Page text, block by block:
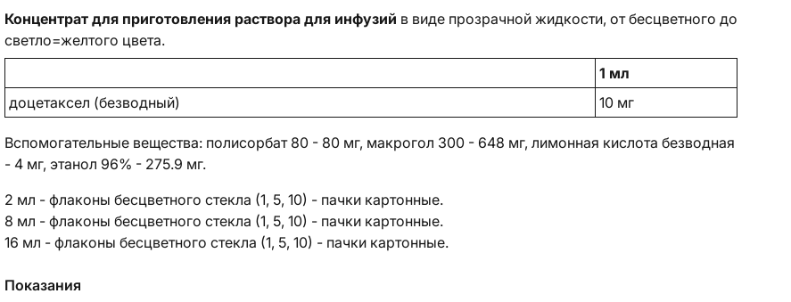
Концентрат для приготовления раствора для инфузий в виде прозрачной жидкости, от бесцветного до
светло=желтого цвета.
1 мл
доцетаксел (безводный)
10 мг
Вспомогательные вещества: полисорбат 80 - 80 мг, макрогол 300 - 648 мг, лимонная кислота безводная
- 4 мг, этанол 96% - 275.9 мг.
2 мл - флаконы бесцветного стекла (1, 5, 10) - пачки картонные.
8 мл - флаконы бесцветного стекла (1, 5, 10) - пачки картонные.
16 мл - флаконы бесцветного стекла (1, 5, 10) - пачки картонные.
Показания